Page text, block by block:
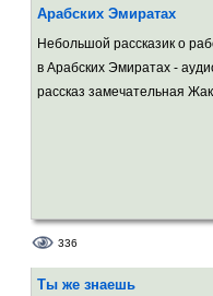
Арабских Эмиратах
Небольшой рассказик о
в Арабских Эмиратах -
рассказ замечательная
336
Ты же знаешь